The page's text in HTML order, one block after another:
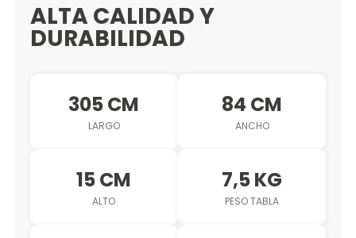
ALTA CALIDAD Y
DURABILIDAD
305 CM
LARGO
84 CM
ANCHO
15 CM
ALTO
7,5 KG
PESO TABLA